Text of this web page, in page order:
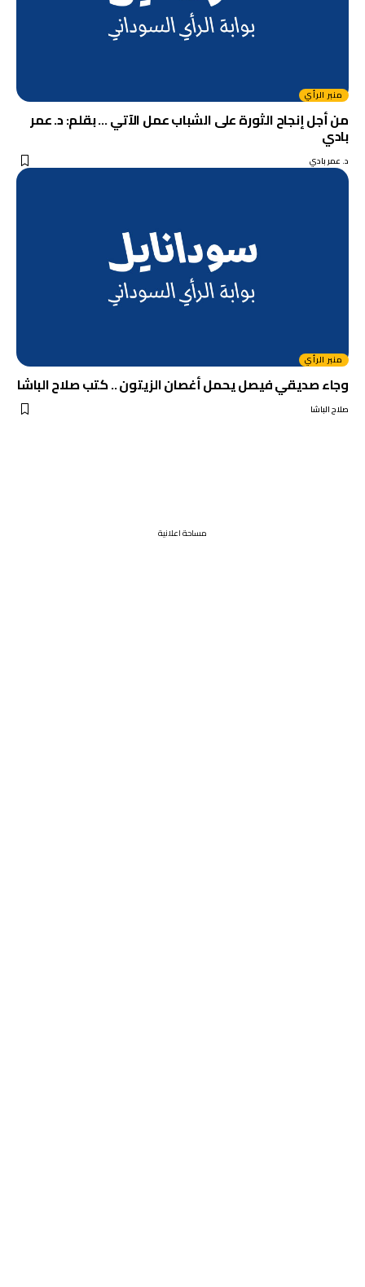
منبر الرأي
من أجل إنجاح الثورة على الشباب عمل الآتي … بقلم: د. عمر
بادي
د. عمر بادي
منبر الرأي
وجاء صديقي فيصل يحمل أغصان الزيتون .. كتب صلاح الباشا
صلاح الباشا
مساحة اعلانية